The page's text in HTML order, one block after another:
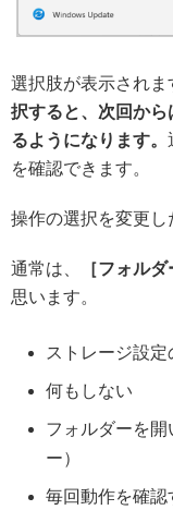
選択肢が表示されま
択すると、次回か
るようになります。
を確認できます。
操作の選択を変更し
通常は、 ［フォル
思います。
ストレージ設定
何もしない
フォルダーを
ー）
毎回動作を確認